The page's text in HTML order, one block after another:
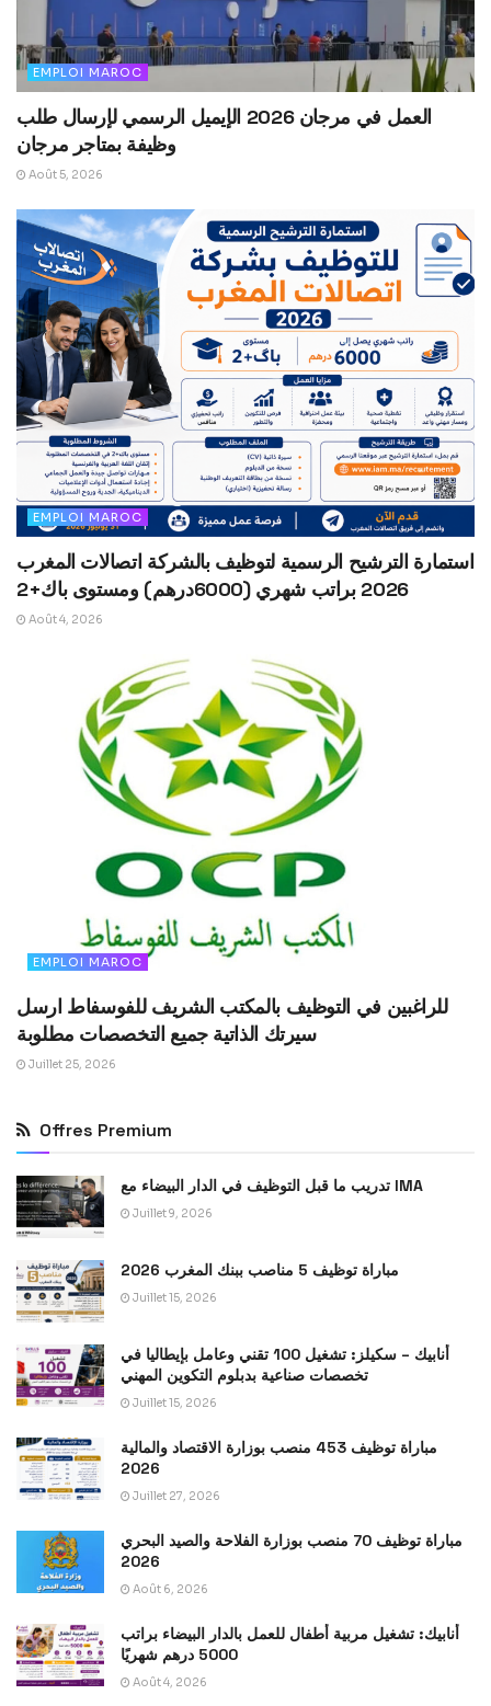
EMPLOI MAROC
العمل في مرجان 2026 الإيميل الرسمي لإرسال طلب
وظيفة بمتاجر مرجان
Août 5, 2026
EMPLOI MAROC
استمارة الترشيح الرسمية لتوظيف بالشركة اتصالات المغرب
2026 براتب شهري (6000درهم) ومستوى باك+2
Août 4, 2026
EMPLOI MAROC
للراغبين في التوظيف بالمكتب الشريف للفوسفاط ارسل
سيرتك الذاتية جميع التخصصات مطلوبة
Juillet 25, 2026
Offres Premium
تدريب ما قبل التوظيف في الدار البيضاء مع IMA
Juillet 9, 2026
مباراة توظيف 5 مناصب ببنك المغرب 2026
Juillet 15, 2026
أنابيك – سكيلز: تشغيل 100 تقني وعامل بإيطاليا في
تخصصات صناعية بدبلوم التكوين المهني
Juillet 15, 2026
مباراة توظيف 453 منصب بوزارة الاقتصاد والمالية
2026
Juillet 27, 2026
مباراة توظيف 70 منصب بوزارة الفلاحة والصيد البحري
2026
Août 6, 2026
أنابيك: تشغيل مربية أطفال للعمل بالدار البيضاء براتب
5000 درهم شهريًا
Août 4, 2026